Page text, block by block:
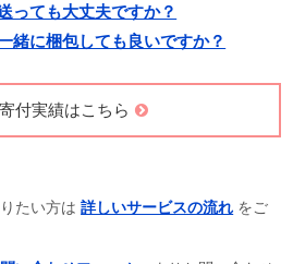
っても大丈夫ですか？
緒に梱包しても良いですか？
付実績はこちら
たい方は詳しいサービスの流れ をご